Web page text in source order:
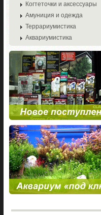
Когтеточки и аксессуары
Амуниция и одежда
Террариумистика
Аквариумистика